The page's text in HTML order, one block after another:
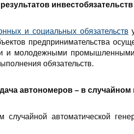
инвестобязательств
и социальных обязательств
предпринимательства
и молодежными
обязательств.
автономеров – в случайном
случайной автоматической